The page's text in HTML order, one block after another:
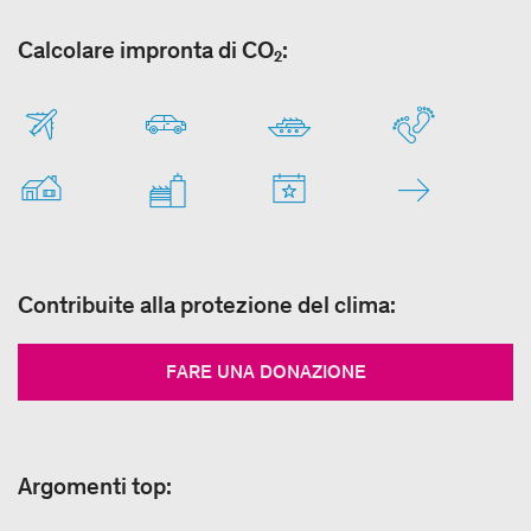
Calcolare impronta di CO₂:
Contribuite alla protezione del clima:
FARE UNA DONAZIONE
Argomenti top: